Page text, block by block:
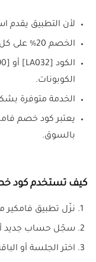
لأن التطبيق يقدم
الخصم 20% على كل الجلسات، مو بس أول طلب.
الكوبونات.
الخدمة متوفرة
بالسوق.
كيف تستخدم كود
نزّل تطبيق فامكير
سجّل حساب جديد
اختر الجلسة أو